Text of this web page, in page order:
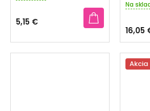
produktu
je
z
5
5,15 €
Na
16,05
Akcia